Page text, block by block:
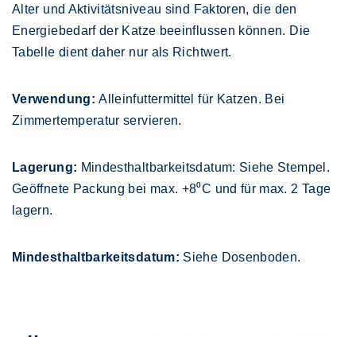
Alter und Aktivitätsniveau sind Faktoren, die den
Energiebedarf der Katze beeinflussen können. Die
Tabelle dient daher nur als Richtwert.
Verwendung: Alleinfuttermittel für Katzen. Bei
Zimmertemperatur servieren.
Lagerung: Mindesthaltbarkeitsdatum: Siehe Stempel.
Geöffnete Packung bei max. +8⁰C und für max. 2 Tage
lagern.
Mindesthaltbarkeitsdatum: Siehe Dosenboden.